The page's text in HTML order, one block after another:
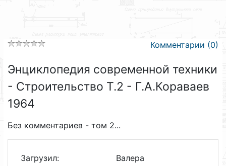
Комментарии (0)
Энциклопедия современной техники
- Строительство Т.2 - Г.А.Кораваев
1964
Без комментариев - том 2...
Загрузил:
Валера